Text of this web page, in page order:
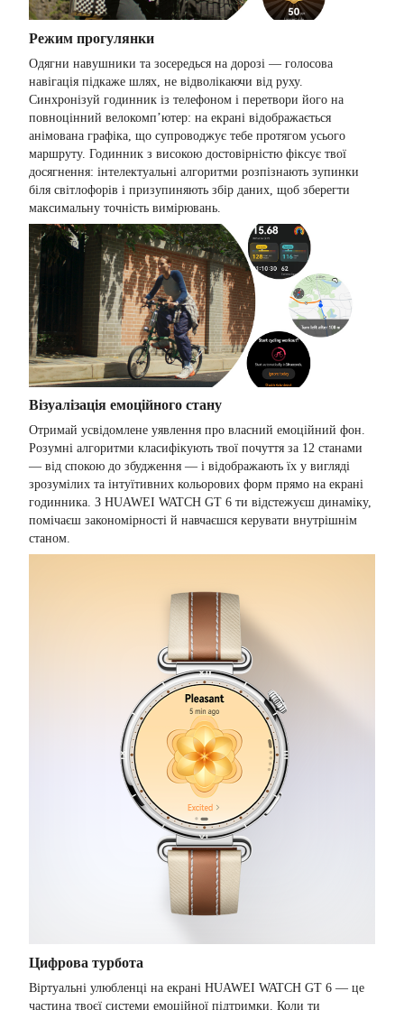
Режим прогулянки
Одягни навушники та зосередься на дорозі — голосова
навігація підкаже шлях, не відволікаючи від руху.
Синхронізуй годинник із телефоном і перетвори його на
повноцінний велокомп’ютер: на екрані відображається
анімована графіка, що супроводжує тебе протягом усього
маршруту. Годинник з високою достовірністю фіксує твої
досягнення: інтелектуальні алгоритми розпізнають зупинки
біля світлофорів і призупиняють збір даних, щоб зберегти
максимальну точність вимірювань.
Візуалізація емоційного стану
Отримай усвідомлене уявлення про власний емоційний фон.
Розумні алгоритми класифікують твої почуття за 12 станами
— від спокою до збудження — і відображають їх у вигляді
зрозумілих та інтуїтивних кольорових форм прямо на екрані
годинника. З HUAWEI WATCH GT 6 ти відстежуєш динаміку,
помічаєш закономірності й навчаєшся керувати внутрішнім
станом.
Цифрова турбота
Віртуальні улюбленці на екрані HUAWEI WATCH GT 6 — це
частина твоєї системи емоційної підтримки. Коли ти